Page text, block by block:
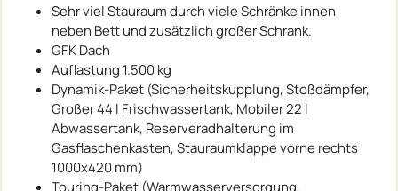
Sehr viel Stauraum durch viele Schränke innen
neben Bett und zusätzlich großer Schrank.
GFK Dach
Auflastung 1.500 kg
Dynamik-Paket (Sicherheitskupplung, Stoßdämpfer,
Großer 44 l Frischwassertank, Mobiler 22 l
Abwassertank, Reserveradhalterung im
Gasflaschenkasten, Stauraumklappe vorne rechts
1000x420 mm)
Touring-Paket (Warmwasserversorgung,